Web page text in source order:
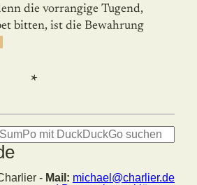
die vorrangige Tugend,
bitten, ist die Bewahrung
*
Summorum
- Mail: michael@charlier.de